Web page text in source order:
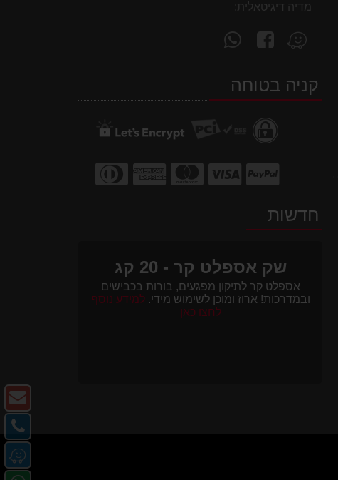
מדיה דיגיטאלית:
מצא
אותנו
Waze
עקוב
אחרינו
facebookקניה בטוחה
חדשות
שק אספלט קר - 20 קג
אספלט קר לתיקון מפגעים, בורות בכבישים
ובמדרכות! ארוז ומוכן לשימוש מידי.למידע נוסף
לחצו כאן
-
-